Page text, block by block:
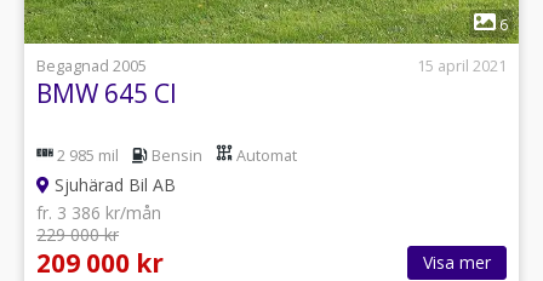
1
6
Begagnad 2005
15 april 2021
BMW 645 CI
2 985 mil Bensin Automat
Sjuhärad Bil AB
fr. 3 386 kr/mån
229 000 kr
209 000 kr Visa mer